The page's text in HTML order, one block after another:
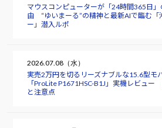
マウスコンピューターが「24時間365日
由 “ゆいまーる”の精神と最新AIで臨む「
ー」潜入ルポ
2026.07.08（水）
実売2万円を切るリーズナブルな15.6型モ
「ProLite P1671HSC-B1J」実機レビュ
と注意点